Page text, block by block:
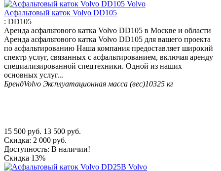
Асфальтовый каток Volvo DD105
: DD105
Аренда асфальтового катка Volvo DD105 в Москве и области
Аренда асфальтового катка Volvo DD105 для вашего проекта
по асфальтированию Наша компания предоставляет широкий
спектр услуг, связанных с асфальтированием, включая аренду
специализированной спецтехники. Одной из наших
основных услуг...
БрендVolvo Эксплуатационная масса (вес)10325 кг
15 500 руб. 13 500 руб.
Скидка: 2 000 руб.
Доступность: В наличии!
Скидка 13%